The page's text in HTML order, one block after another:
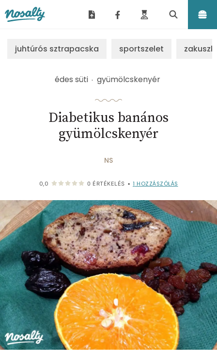
juhtúrós sztrapacska sportszelet
édes süti gyümölcskenyér
Diabetikus banános
gyümölcskenyér
NS
0,0 0 ÉRTÉKELÉS • 1 HOZZÁSZÓLÁS